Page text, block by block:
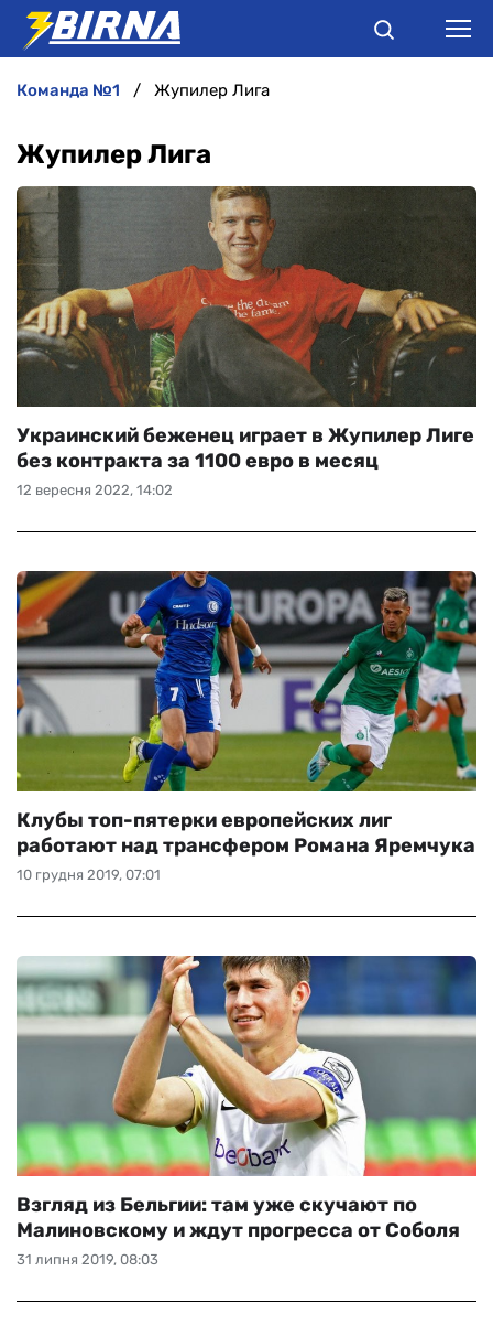
АНАЛІТИКА
ІНТЕРВ'Ю
РІЗНЕ
БУКМЕКЕРИ
команда №1 Жупилер Лига
Жупилер Лига
12 вересня 2022, 14:02
Украинский беженец играет в Жупилер Лиге
без контракта за 1100 евро в месяц
10 грудня 2019, 07:01
Клубы топ-пятерки европейских лиг
работают над трансфером Романа Яремчука
31 липня 2019, 08:03
Взгляд из Бельгии: там уже скучают по
Малиновскому и ждут прогресса от Соболя